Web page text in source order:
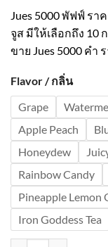
Jues 5000 พัฟฟ์ ร
จูส มีให้เลือกถึง 10
ขาย Jues 5000 คำ
Flavor / กลิ่น
Grape
Apple Peach
Honeydew
Rainbow Candy
Pineapple Lemon
Iron Goddess Tea